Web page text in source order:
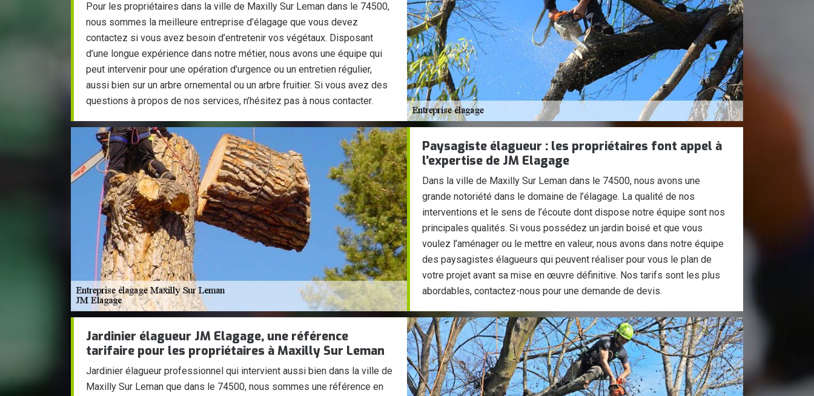
Pour les propriétaires dans la ville de Maxilly Sur Leman dans le 74500,
nous sommes la meilleure entreprise d’élagage que vous devez
contactez si vous avez besoin d’entretenir vos végétaux. Disposant
d’une longue expérience dans notre métier, nous avons une équipe qui
peut intervenir pour une opération d’urgence ou un entretien régulier,
aussi bien sur un arbre ornemental ou un arbre fruitier. Si vous avez des
questions à propos de nos services, n’hésitez pas à nous contacter.
Paysagiste élagueur : les propriétaires font appel à
l’expertise de JM Elagage
Dans la ville de Maxilly Sur Leman dans le 74500, nous avons une
grande notoriété dans le domaine de l’élagage. La qualité de nos
interventions et le sens de l’écoute dont dispose notre équipe sont nos
principales qualités. Si vous possédez un jardin boisé et que vous
voulez l’aménager ou le mettre en valeur, nous avons dans notre équipe
des paysagistes élagueurs qui peuvent réaliser pour vous le plan de
votre projet avant sa mise en œuvre définitive. Nos tarifs sont les plus
abordables, contactez-nous pour une demande de devis.
Jardinier élagueur JM Elagage, une référence
tarifaire pour les propriétaires à Maxilly Sur Leman
Jardinier élagueur professionnel qui intervient aussi bien dans la ville de
Maxilly Sur Leman que dans le 74500, nous sommes une référence en